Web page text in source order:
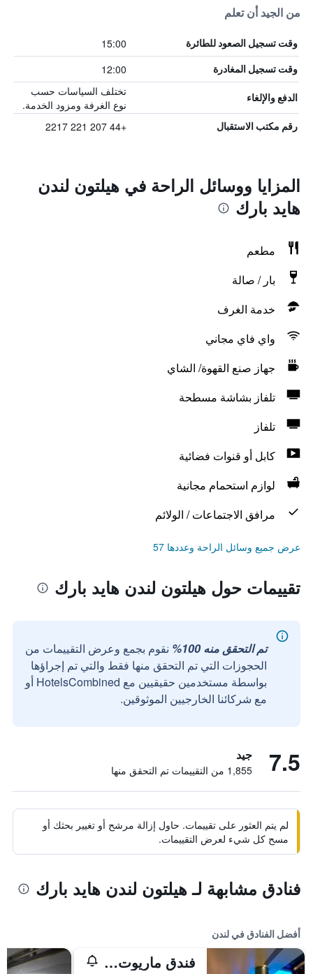
من الجيد أن تعلم
وقت تسجيل الصعود للطائرة 15:00
وقت تسجيل المغادرة 12:00
الدفع والإلغاء
تختلف السياسات حسب
نوع الغرفة ومزود الخدمة.
رقم مكتب الاستقبال +44 207 221 2217
المزايا ووسائل الراحة في هيلتون لندن
هايد بارك
مطعم
بار / صالة
خدمة الغرف
واي فاي مجاني
جهاز صنع القهوة/ الشاي
تلفاز بشاشة مسطحة
تلفاز
كابل أو قنوات فضائية
لوازم استحمام مجانية
مرافق الاجتماعات / الولائم
عرض جميع وسائل الراحة وعددها 57
تقييمات حول هيلتون لندن هايد بارك
تم التحقق منه 100%
نقوم بجمع وعرض التقييمات من
الحجوزات التي تم التحقق منها فقط والتي تم إجراؤها
بواسطة مستخدمين حقيقيين مع HotelsCombined أو
مع شركائنا الخارجيين الموثوقين.
7.5 جيد
1,855 من التقييمات تم التحقق منها
لم يتم العثور على تقييمات. حاول إزالة مرشح أو تغيير بحثك أو
مسح كل شيء لعرض التقييمات.
فنادق مشابهة لـ هيلتون لندن هايد بارك
أفضل الفنادق في لندن
فندق ماريوت لندن بارك لاين